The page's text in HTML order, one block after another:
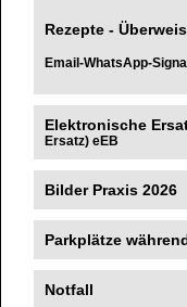
Rezepte -
Email-WhatsApp-
Elektronische
Ersatz) eEB
Bilder Praxis 2026
Parkplätze
Notfall